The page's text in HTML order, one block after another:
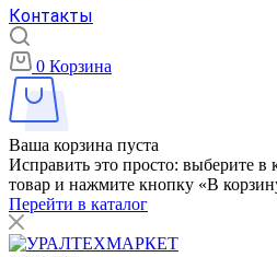
Контакты
0 Корзина
Ваша корзина пуста
Исправить это просто: выберите в
товар и нажмите кнопку «В
Перейти в каталог